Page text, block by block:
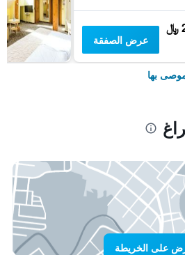
عرض الصفقة
بها
على الخريطة